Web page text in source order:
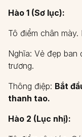
Hào 1 (Sơ lục):
Tô điểm chân
Nghĩa: Vẻ đẹp ban
trương.
Thông điệp: Bắt
thanh tao.
Hào 2 (Lục nhị):